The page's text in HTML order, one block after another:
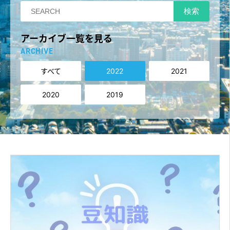
検索
アーカイブ一覧を見る
ARCHIVE
すべて 2022 2021
2020 2019